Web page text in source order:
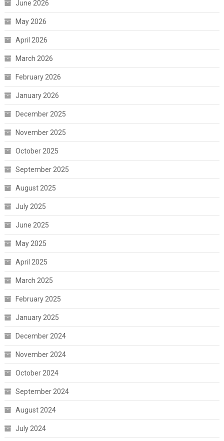
June 2026
May 2026
April 2026
March 2026
February 2026
January 2026
December 2025
November 2025
October 2025
September 2025
August 2025
July 2025
June 2025
May 2025
April 2025
March 2025
February 2025
January 2025
December 2024
November 2024
October 2024
September 2024
August 2024
July 2024